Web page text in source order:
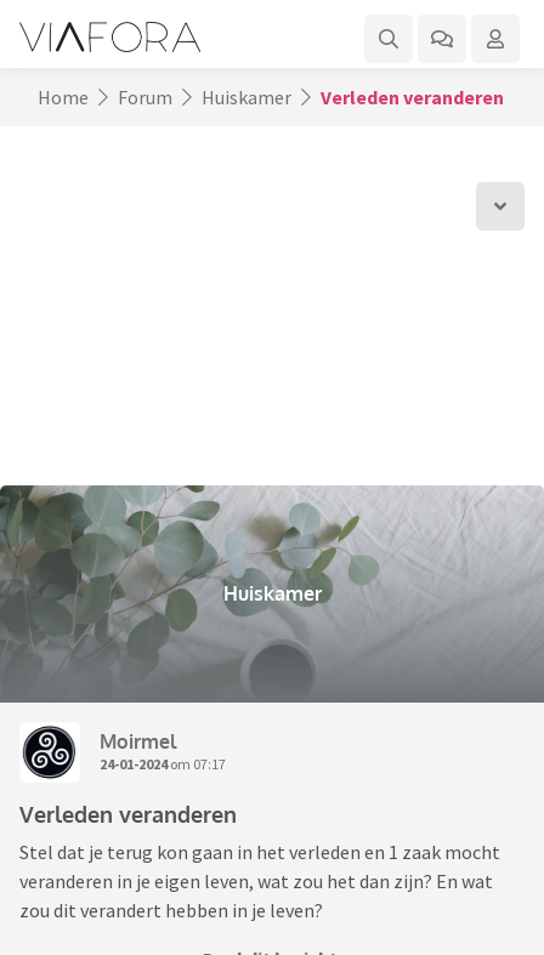
Home Forum Huiskamer Verleden veranderen
Huiskamer
Moirmel
24-01-2024om 07:17
Verleden veranderen
Stel dat je terug kon gaan in het verleden en 1 zaak mocht
veranderen in je eigen leven, wat zou het dan zijn? En wat
zou dit verandert hebben in je leven?